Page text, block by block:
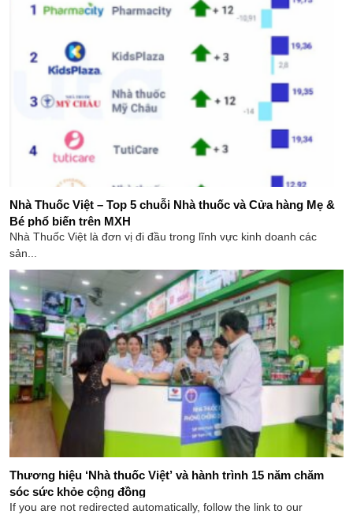
Nhà Thuốc Việt – Top 5 chuỗi Nhà thuốc và Cửa hàng Mẹ &
Bé phổ biến trên MXH
Nhà Thuốc Việt là đơn vị đi đầu trong lĩnh vực kinh doanh các
sản...
Thương hiệu ‘Nhà thuốc Việt’ và hành trình 15 năm chăm
sóc sức khỏe cộng đồng
If you are not redirected automatically, follow the link to our